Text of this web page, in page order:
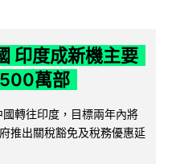
印度成新機主要
萬部
轉往印度，目標兩年內將
推出關稅豁免及稅務優惠延